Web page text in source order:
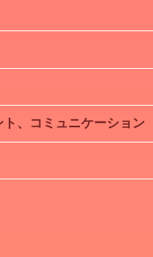
、コミュニケーション